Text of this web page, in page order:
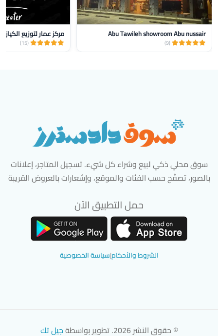
Abu Tawileh showroom Abu nussair
(9)
مركز عمار لتوزيع الكيازر
(15)
سوق محلي ذكي لبيع وشراء كل شيء. تسجيل المتاجر، إعلانات
بالصور، تصفّح حسب الفئات والموقع، وإشعارات بالعروض القريبة
حمل التطبيق الآن
الشروط والأحكام|سياسة الخصوصية
© حقوق النشر 2026. تطوير بواسطة جيل تك